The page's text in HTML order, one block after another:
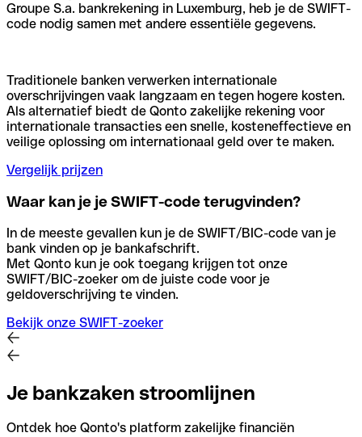
Groupe S.a. bankrekening in Luxemburg, heb je de SWIFT-
code nodig samen met andere essentiële gegevens.
Traditionele banken verwerken internationale
overschrijvingen vaak langzaam en tegen hogere kosten.
Als alternatief biedt de Qonto zakelijke rekening voor
internationale transacties een snelle, kosteneffectieve en
veilige oplossing om internationaal geld over te maken.
Vergelijk prijzen
Waar kan je je SWIFT-code terugvinden?
In de meeste gevallen kun je de SWIFT/BIC-code van je
bank vinden op je bankafschrift.
Met Qonto kun je ook toegang krijgen tot onze
SWIFT/BIC-zoeker om de juiste code voor je
geldoverschrijving te vinden.
Bekijk onze SWIFT-zoeker
Je bankzaken stroomlijnen
Ontdek hoe Qonto's platform zakelijke financiën